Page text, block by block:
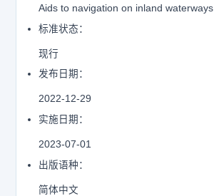
Aids to navigation on inland waterways
标准状态：
现行
发布日期：
2022-12-29
实施日期：
2023-07-01
出版语种：
简体中文